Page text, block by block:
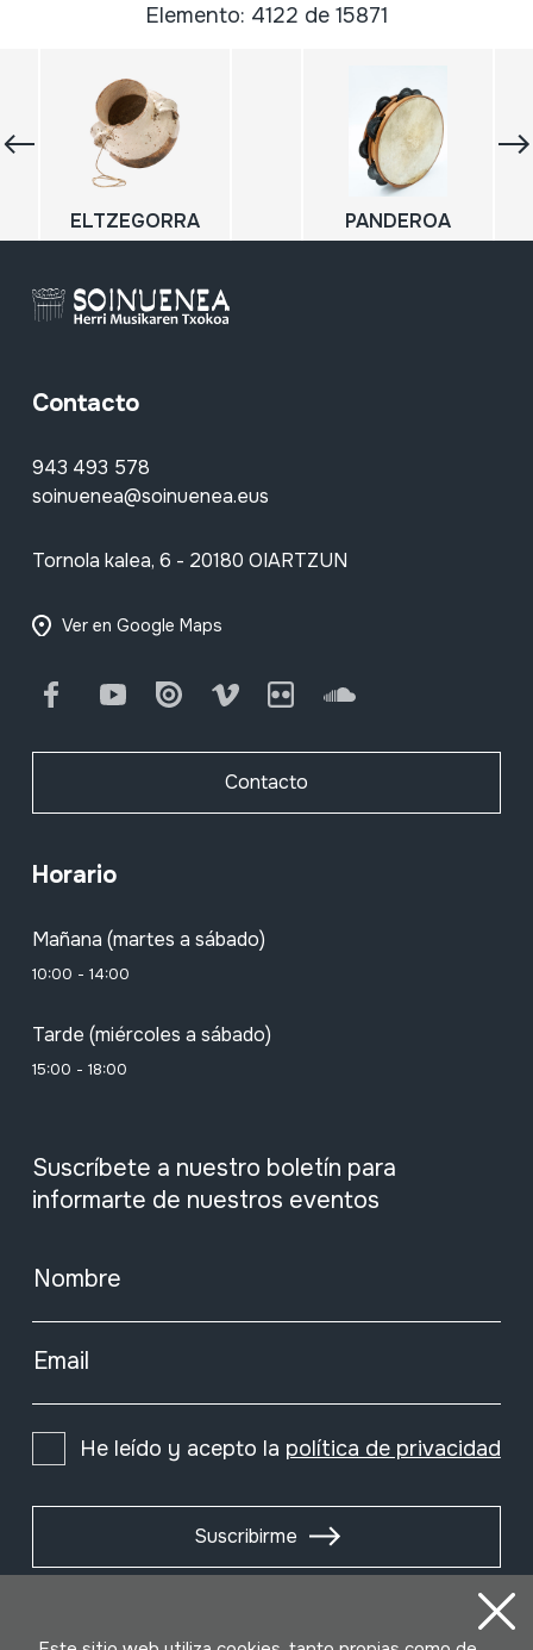
Elemento: 4122 de 15871
ELTZEGORRA PANDEROA
Contacto
943 493 578
soinuenea@soinuenea.eus
Tornola kalea, 6 - 20180 OIARTZUN
Ver en Google Maps
FacebookYoutube Issuu Vimeo Flickr SoundCloud
Contacto
Horario
Mañana (martes a sábado)
10:00 - 14:00
Tarde (miércoles a sábado)
15:00 - 18:00
Suscríbete a nuestro boletín para
informarte de nuestros eventos
Nombre
Email
He leído y acepto la política de privacidad
Suscribirme